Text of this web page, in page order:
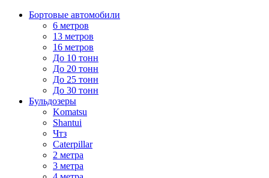
Бортовые автомобили
6 метров
13 метров
16 метров
До 10 тонн
До 20 тонн
До 25 тонн
До 30 тонн
Бульдозеры
Komatsu
Shantui
Чтз
Caterpillar
2 метра
3 метра